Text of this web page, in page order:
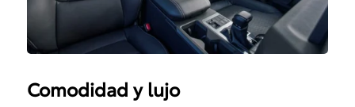
Comodidad y lujo